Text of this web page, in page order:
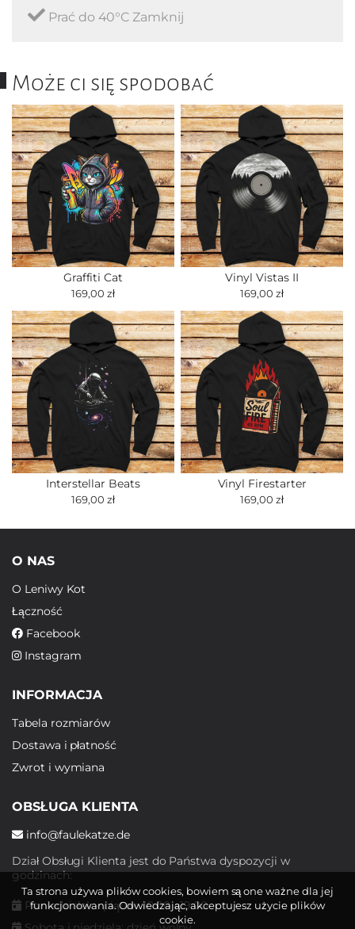
Prać do 40°C Zamknij
Może ci się spodobać
Graffiti Cat
169,00 zł
Vinyl Vistas II
169,00 zł
Interstellar Beats
169,00 zł
Vinyl Firestarter
169,00 zł
O NAS
O Leniwy Kot
Łączność
Facebook
Instagram
INFORMACJA
Tabela rozmiarów
Dostawa i płatność
Zwrot i wymiana
OBSŁUGA KLIENTA
info@faulekatze.de
Dział Obsługi Klienta jest do Państwa dyspozycji w
godzinach:
Poniedziałek - piątek: 10:00 - 19:00
Ta strona używa plików cookies, bowiem są one ważne dla jej
funkcjonowania. Odwiedzając, akceptujesz użycie plików
cookie.